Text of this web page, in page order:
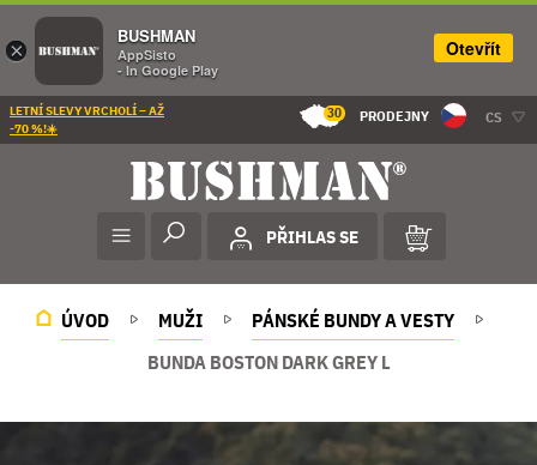
LETNÍ SLEVY VRCHOLÍ – AŽ
-70 %!☀️
30 PRODEJNY CS
PŘIHLAS SE
ÚVOD MUŽI
PÁNSKÉ BUNDY A VESTY
BUNDA BOSTON DARK GREY L
×
BUSHMAN
AppSisto
- In Google Play
Otevřít